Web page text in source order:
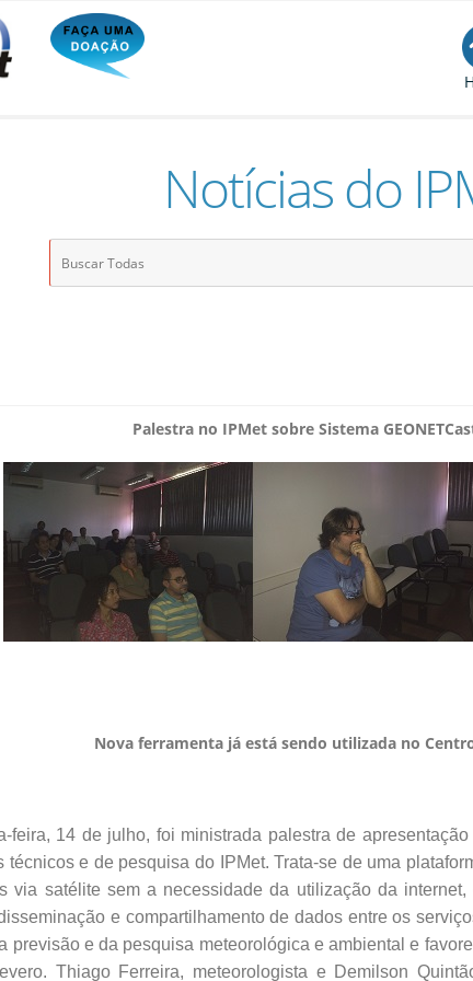
Notícias do
Palestra no IPMet sobre Sistema
Nova ferramenta já está sendo utilizada no
feira, 14 de julho, foi ministrada palestra de
técnicos e de pesquisa do IPMet. Trata-se de uma
via satélite sem a necessidade da utilização da
e compartilhamento de dados entre os
previsão e da pesquisa meteorológica e ambiental e
Thiago Ferreira, meteorologista e Demilson